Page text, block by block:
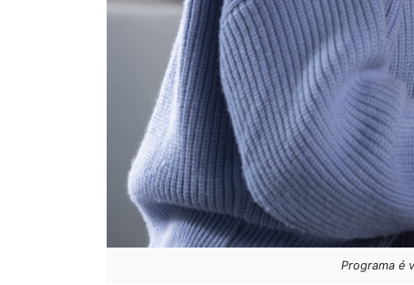
Programa é